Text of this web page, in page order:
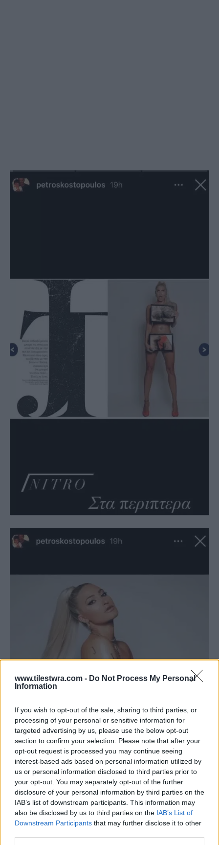
www.tilestwra.com - Do Not Process My Personal
Information
If you wish to opt-out of the sale, sharing to third parties, or
processing of your personal or sensitive information for
targeted advertising by us, please use the below opt-out
section to confirm your selection. Please note that after your
opt-out request is processed you may continue seeing
interest-based ads based on personal information utilized by
us or personal information disclosed to third parties prior to
your opt-out. You may separately opt-out of the further
disclosure of your personal information by third parties on the
IAB’s list of downstream participants. This information may
also be disclosed by us to third parties on the IAB’s List of
Downstream Participants that may further disclose it to other